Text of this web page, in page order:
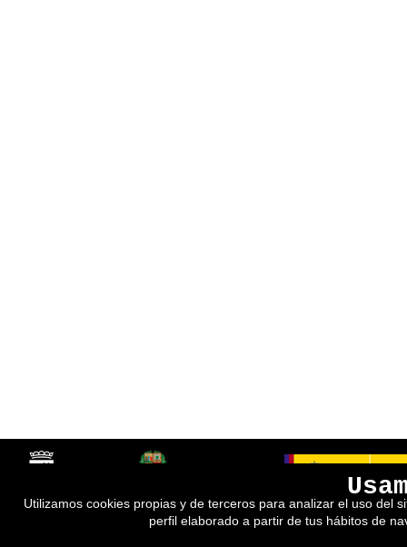
Utilizamos cookies propias y de terceros para analizar el uso del
perfil elaborado a partir de tus hábitos de